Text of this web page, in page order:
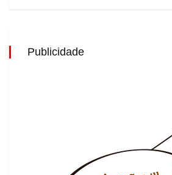
Publicidade